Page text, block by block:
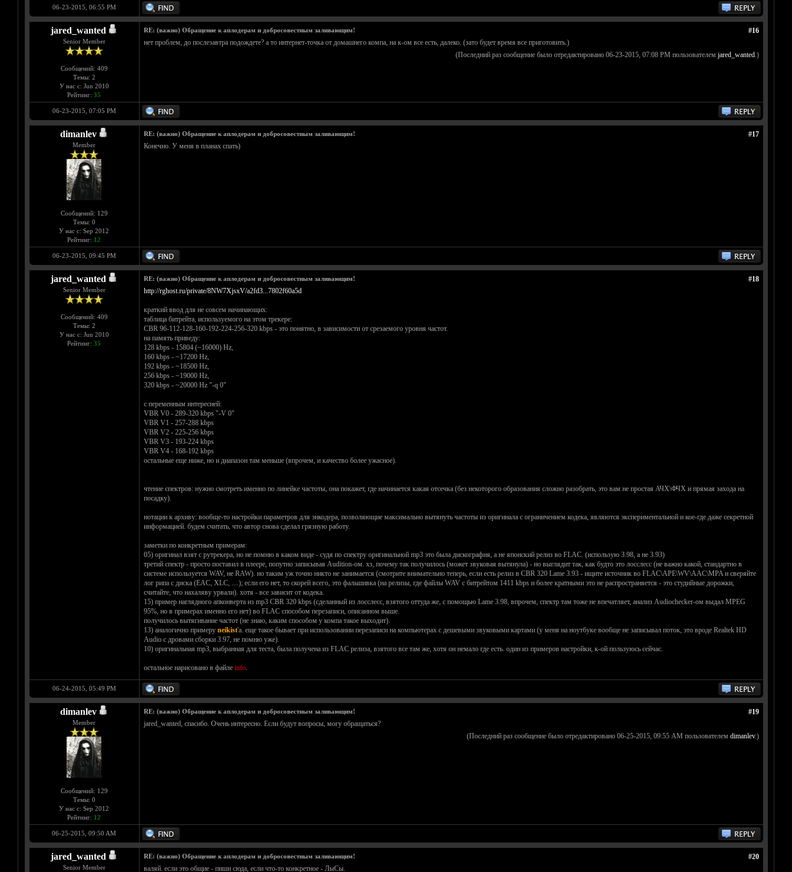
06-23-2015, 06:55 PM
jared_wanted
Senior Member
Сообщений: 409
Темы: 2
У нас с: Jun 2010
Рейтинг: 35
#16
RE: (важно) Обращение к аплодерам и добросовестным заливающим!
нет проблем, до послезавтра подождете? а то интернет-точка от домашнего компа, на к-ом все есть, далеко. (зато будет время все приготовить.)
(Последний раз сообщение было отредактировано 06-23-2015, 07:08 PM пользователем jared_wanted.)
06-23-2015, 07:05 PM
dimanlev
Member
Сообщений: 129
Темы: 0
У нас с: Sep 2012
Рейтинг: 12
#17
RE: (важно) Обращение к аплодерам и добросовестным заливающим!
Конечно. У меня в планах спать)
06-23-2015, 09:45 PM
jared_wanted
Senior Member
Сообщений: 409
Темы: 2
У нас с: Jun 2010
Рейтинг: 35
#18
RE: (важно) Обращение к аплодерам и добросовестным заливающим!
http://rghost.ru/private/8NW7XjsxV/a2fd3...7802f60a5d
краткий ввод для не совсем начинающих:
таблица битрейта, используемого на этом трекере:
CBR 96-112-128-160-192-224-256-320 kbps - это понятно, в зависимости от срезаемого уровня частот.
на память приведу:
128 kbps - 15804 (~16000) Hz,
160 kbps - ~17200 Hz,
192 kbps - ~18500 Hz,
256 kbps - ~19000 Hz,
320 kbps - ~20000 Hz "-q 0"
c переменным интересней:
VBR V0 - 289-320 kbps "-V 0"
VBR V1 - 257-288 kbps
VBR V2 - 225-256 kbps
VBR V3 - 193-224 kbps
VBR V4 - 168-192 kbps
остальные еще ниже, но и диапазон там меньше (впрочем, и качество более ужасное).
чтение спектров: нужно смотреть именно по линейке частоты, она покажет, где начинается какая отсечка (без некоторого образования сложно разобрать, это вам не простая АЧХ\ФЧХ и прямая захода на
посадку).
нотации к архиву: вообще-то настройки параметров для энкодера, позволяющие максимально вытянуть частоты из оригинала с ограничением кодека, являются экспериментальной и кое-где даже секретной
информацией. будем считать, что автор снова сделал грязную работу.
заметки по конкретным примерам:
05) оригинал взят с рутрекера, но не помню в каком виде - судя по спектру оригинальной mp3 это была дискография, а не японский релиз во FLAC. (использую 3.98, а не 3.93)
третий спектр - просто поставил в плеере, попутно записывая Audition-ом. хз, почему так получилось (может звуковая вытянула) - но выглядит так, как будто это лосслесс (не важно какой, стандартно в
системе используется WAV, не RAW). но таким уж точно никто не занимается (смотрите внимательно теперь, если есть релиз в CBR 320 Lame 3.93 - ищите источник во FLAC\APE\WV\AAC\MPA и сверяйте
лог рипа с диска (EAC, XLC, ....); если его нет, то скорей всего, это фальшивка (на релизы, где файлы WAV с битрейтом 1411 kbps и более кратными это не распространяется - это студийные дорожки,
считайте, что нахаляву урвали). хотя - все зависит от кодека.
15) пример наглядного апконверта из mp3 CBR 320 kbps (сделанный из лосслесс, взятого оттуда же, с помощью Lame 3.98, впрочем, спектр там тоже не впечатляет, анализ Audiochecker-ом выдал MPEG
95%, но в примерах именно его нет) во FLAC способом перезаписи, описанном выше.
получилось вытягивание частот (не знаю, каким способом у компа такое выходит).
13) аналогично примеру neikist'a. еще такое бывает при использовании перезаписи на компьютерах с дешевыми звуковыми картами (у меня на ноутбуке вообще не записывал поток, это вроде Realtek HD
Audio с дровами сборки 3.97, не помню уже).
10) оригинальная mp3, выбранная для теста, была получена из FLAC релиза, взятого все там же, хотя он немало где есть. один из примеров настройки, к-ой пользуюсь сейчас.
остальное нарисовано в файле info.
06-24-2015, 05:49 PM
dimanlev
Member
Сообщений: 129
Темы: 0
У нас с: Sep 2012
Рейтинг: 12
#19
RE: (важно) Обращение к аплодерам и добросовестным заливающим!
jared_wanted, спасибо. Очень интересно. Если будут вопросы, могу обращаться?
(Последний раз сообщение было отредактировано 06-25-2015, 09:55 AM пользователем dimanlev.)
06-25-2015, 09:50 AM
jared_wanted
Senior Member
#20
RE: (важно) Обращение к аплодерам и добросовестным заливающим!
валяй. если это общие - пиши сюда, если что-то конкретное - ЛыСы.